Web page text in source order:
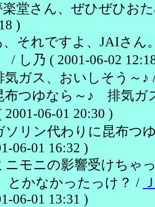
楽堂さん、ぜひぜひお
)
、それですよ、JAIさん
/ し乃 ( 2001-06-02
気ガス、おいしそう～♪
布つゆなら～♪ 排気ガ
2001-06-01 20:30 )
ソリン代わりに昆布つ
06-01 16:32 )
ニモニの影響受けちゃ
とかなかったっけ？ /
06-01 13:31 )